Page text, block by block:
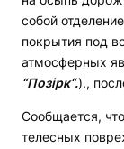
собой
покрытия под
атмосферных
“Позірк“.).,
Сообщается,
телесных